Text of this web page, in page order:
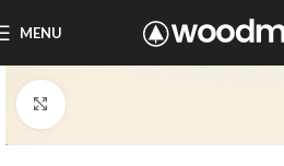
MENU
Click to enlarge